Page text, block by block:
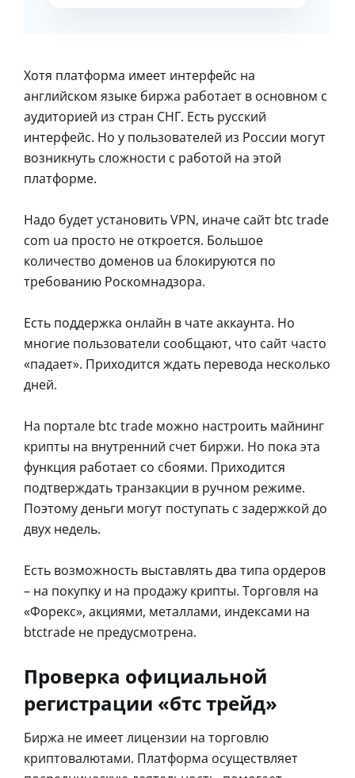
Хотя платформа имеет интерфейс на
английском языке биржа работает в основном с
аудиторией из стран СНГ. Есть русский
интерфейс. Но у пользователей из России могут
возникнуть сложности с работой на этой
платформе.
Надо будет установить VPN, иначе сайт btc trade
com ua просто не откроется. Большое
количество доменов ua блокируются по
требованию Роскомнадзора.
Есть поддержка онлайн в чате аккаунта. Но
многие пользователи сообщают, что сайт часто
«падает». Приходится ждать перевода несколько
дней.
На портале btc trade можно настроить майнинг
крипты на внутренний счет биржи. Но пока эта
функция работает со сбоями. Приходится
подтверждать транзакции в ручном режиме.
Поэтому деньги могут поступать с задержкой до
двух недель.
Есть возможность выставлять два типа ордеров
– на покупку и на продажу крипты. Торговля на
«Форекс», акциями, металлами, индексами на
btctrade не предусмотрена.
Проверка официальной
регистрации «бтс трейд»
Биржа не имеет лицензии на торговлю
криптовалютами. Платформа осуществляет